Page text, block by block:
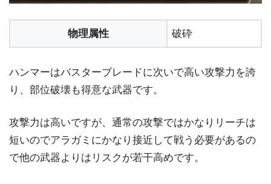
物理属性 破砕
ハンマーはバスターブレードに次いで高い攻撃力を誇
り、部位破壊も得意な武器です。
攻撃力は高いですが、通常の攻撃ではかなりリーチは
短いのでアラガミにかなり接近して戦う必要があるの
で他の武器よりはリスクが若干高めです。